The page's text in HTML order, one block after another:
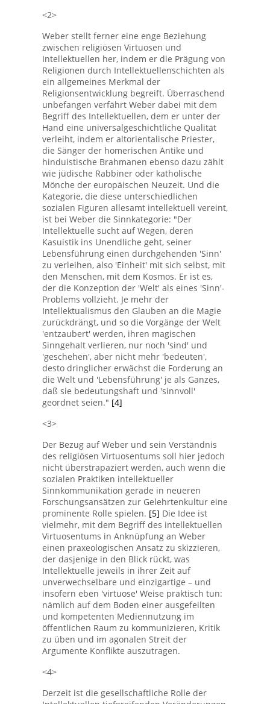
<2>
Weber stellt ferner eine enge Beziehung
zwischen religiösen Virtuosen und
Intellektuellen her, indem er die Prägung von
Religionen durch Intellektuellenschichten als
ein allgemeines Merkmal der
Religionsentwicklung begreift. Überraschend
unbefangen verfährt Weber dabei mit dem
Begriff des Intellektuellen, dem er unter der
Hand eine universalgeschichtliche Qualität
verleiht, indem er altorientalische Priester,
die Sänger der homerischen Antike und
hinduistische Brahmanen ebenso dazu zählt
wie jüdische Rabbiner oder katholische
Mönche der europäischen Neuzeit. Und die
Kategorie, die diese unterschiedlichen
sozialen Figuren allesamt intellektuell vereint,
ist bei Weber die Sinnkategorie: "Der
Intellektuelle sucht auf Wegen, deren
Kasuistik ins Unendliche geht, seiner
Lebensführung einen durchgehenden 'Sinn'
zu verleihen, also 'Einheit' mit sich selbst, mit
den Menschen, mit dem Kosmos. Er ist es,
der die Konzeption der 'Welt' als eines 'Sinn'-
Problems vollzieht. Je mehr der
Intellektualismus den Glauben an die Magie
zurückdrängt, und so die Vorgänge der Welt
'entzaubert' werden, ihren magischen
Sinngehalt verlieren, nur noch 'sind' und
'geschehen', aber nicht mehr 'bedeuten',
desto dringlicher erwächst die Forderung an
die Welt und 'Lebensführung' je als Ganzes,
daß sie bedeutungshaft und 'sinnvoll'
geordnet seien." [4]
<3>
Der Bezug auf Weber und sein Verständnis
des religiösen Virtuosentums soll hier jedoch
nicht überstrapaziert werden, auch wenn die
sozialen Praktiken intellektueller
Sinnkommunikation gerade in neueren
Forschungsansätzen zur Gelehrtenkultur eine
prominente Rolle spielen. [5] Die Idee ist
vielmehr, mit dem Begriff des intellektuellen
Virtuosentums in Anknüpfung an Weber
einen praxeologischen Ansatz zu skizzieren,
der dasjenige in den Blick rückt, was
Intellektuelle jeweils in ihrer Zeit auf
unverwechselbare und einzigartige – und
insofern eben 'virtuose' Weise praktisch tun:
nämlich auf dem Boden einer ausgefeilten
und kompetenten Mediennutzung im
öffentlichen Raum zu kommunizieren, Kritik
zu üben und im agonalen Streit der
Argumente Konflikte auszutragen.
<4>
Derzeit ist die gesellschaftliche Rolle der